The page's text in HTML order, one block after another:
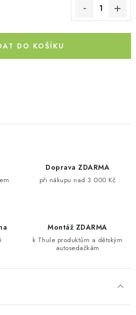
DO KOŠÍKU
Doprava ZDARMA
při nákupu nad 3 000 Kč
Montáž ZDARMA
k Thule produktům a dětským
autosedačkám